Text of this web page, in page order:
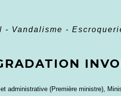
- Vandalisme -
administrative (Première ministre),